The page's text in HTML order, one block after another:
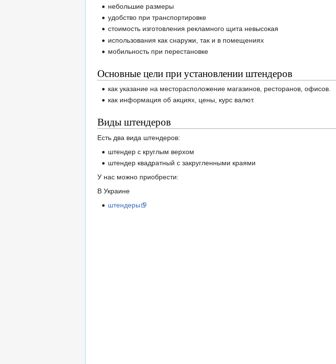
небольшие размеры
удобство при транспортировке
стоимость изготовления рекламного щита невысокая
использования как снаружи, так и в помещениях
мобильность при перестановке
Основные цели при установлении штендеров
как указание на месторасположение магазинов, ресторанов, офисов.
как информация об акциях, цены, курс валют.
Виды штендеров
Есть два вида штендеров:
штендер с круглым верхом
штендер квадратный с закругленными краями
У нас можно приобрести:
В Украине
штендеры